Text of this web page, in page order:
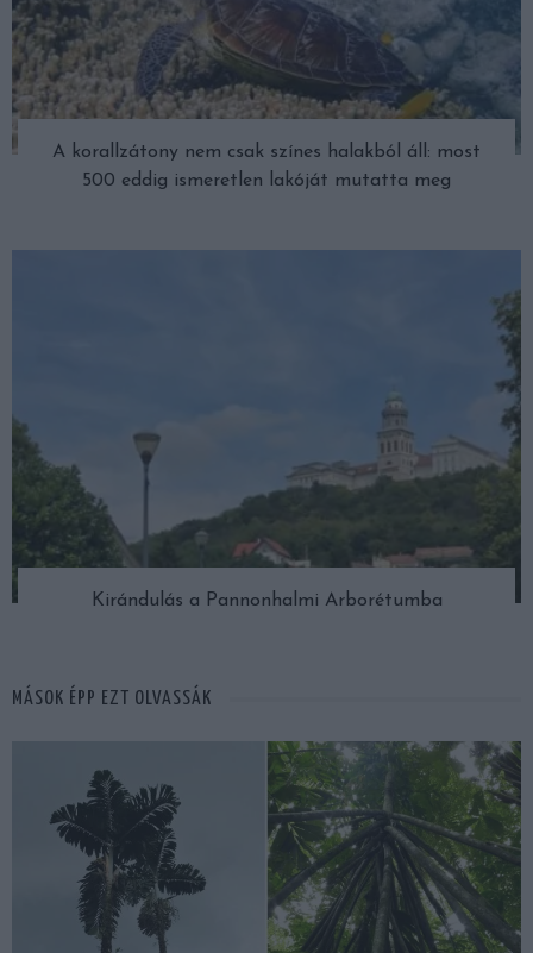
A korallzátony nem csak színes halakból áll: most
500 eddig ismeretlen lakóját mutatta meg
Kirándulás a Pannonhalmi Arborétumba
MÁSOK ÉPP EZT OLVASSÁK